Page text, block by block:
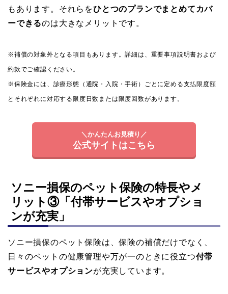
もあります。それらをひとつのプランでまとめてカバ
ーできるのは大きなメリットです。
※補償の対象外となる項目もあります。詳細は、重要事項説明書および
約款でご確認ください。
※保険金には、診療形態（通院・入院・手術）ごとに定める支払限度額
とそれぞれに対応する限度日数または限度回数があります。
＼かんたんお見積り／
公式サイトはこちら
ソニー損保のペット保険の特長やメ
リット③「付帯サービスやオプショ
ンが充実」
ソニー損保のペット保険は、保険の補償だけでなく、
日々のペットの健康管理や万が一のときに役立つ付帯
サービスやオプションが充実しています。